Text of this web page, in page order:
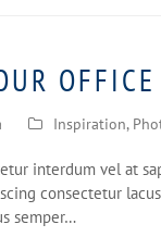
Inspiration,
interdum vel at
consectetur
semper…